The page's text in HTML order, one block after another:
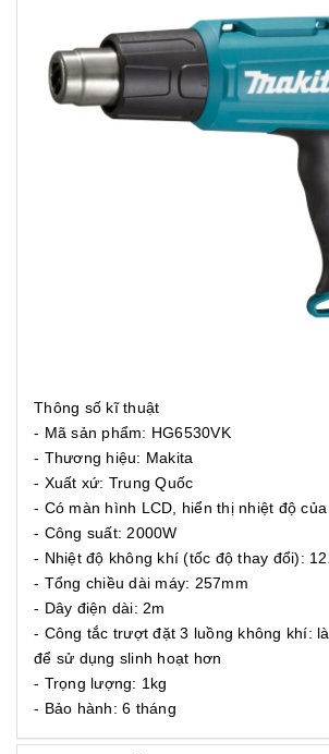
Thông số kĩ thuật
- Mã sản phẩm: HG6530VK
- Thương hiệu: Makita
- Xuất xứ: Trung Quốc
- Có màn hình LCD, hiển thị nhiệt độ
- Công suất: 2000W
- Nhiệt độ không khí (tốc độ thay đổi):
- Tổng chiều dài máy: 257mm
- Dây điện dài: 2m
- Công tắc trượt đặt 3 luồng không khí:
để sử dụng slinh hoạt hơn
- Trọng lượng: 1kg
- Bảo hành: 6 tháng